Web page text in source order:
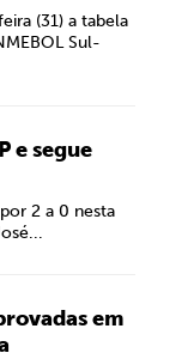
(31) a tabela
Sul-
e segue
2 a 0 nesta
em